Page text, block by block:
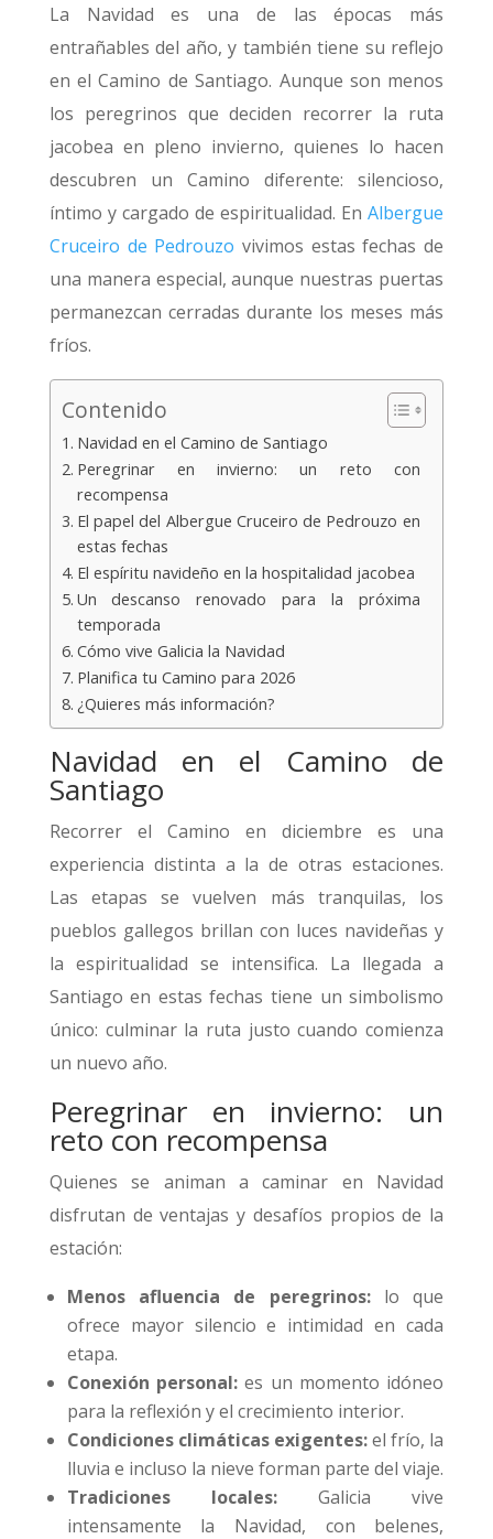
La Navidad es una de las épocas más
entrañables del año, y también tiene su reflejo
en el Camino de Santiago. Aunque son menos
los peregrinos que deciden recorrer la ruta
jacobea en pleno invierno, quienes lo hacen
descubren un Camino diferente: silencioso,
íntimo y cargado de espiritualidad. EnAlbergue
Cruceiro de Pedrouzo vivimos estas fechas de
una manera especial, aunque nuestras puertas
permanezcan cerradas durante los meses más
fríos.
Contenido
Navidad en el Camino de Santiago
Peregrinar en invierno: un reto con
recompensa
El papel del Albergue Cruceiro de Pedrouzo en
estas fechas
El espíritu navideño en la hospitalidad jacobea
Un descanso renovado para la próxima
temporada
Cómo vive Galicia la Navidad
Planifica tu Camino para 2026
¿Quieres más información?
Navidad en el Camino de
Santiago
Recorrer el Camino en diciembre es una
experiencia distinta a la de otras estaciones.
Las etapas se vuelven más tranquilas, los
pueblos gallegos brillan con luces navideñas y
la espiritualidad se intensifica. La llegada a
Santiago en estas fechas tiene un simbolismo
único: culminar la ruta justo cuando comienza
un nuevo año.
Peregrinar en invierno: un
reto con recompensa
Quienes se animan a caminar en Navidad
disfrutan de ventajas y desafíos propios de la
estación:
Menos afluencia de peregrinos:lo que
ofrece mayor silencio e intimidad en cada
etapa.
Conexión personal: es un momento idóneo
para la reflexión y el crecimiento interior.
Condiciones climáticas exigentes:el frío, la
lluvia e incluso la nieve forman parte del viaje.
Tradiciones locales:Galicia vive
intensamente la Navidad, con belenes,